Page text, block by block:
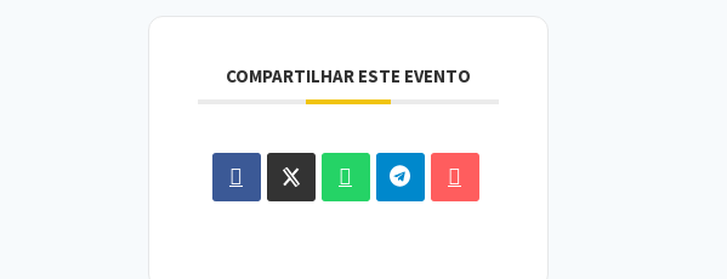
COMPARTILHAR ESTE EVENTO